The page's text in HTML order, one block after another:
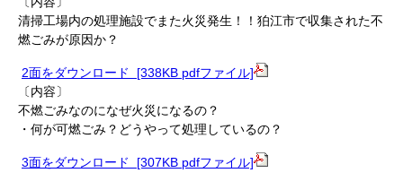
清掃工場内の処理施設でまた火災発生！！狛江市で収集された不
燃ごみが原因か？
2面をダウンロード [338KB pdfファイル]
〔内容〕
不燃ごみなのになぜ火災になるの？
・何が可燃ごみ？どうやって処理しているの？
3面をダウンロード [307KB pdfファイル]